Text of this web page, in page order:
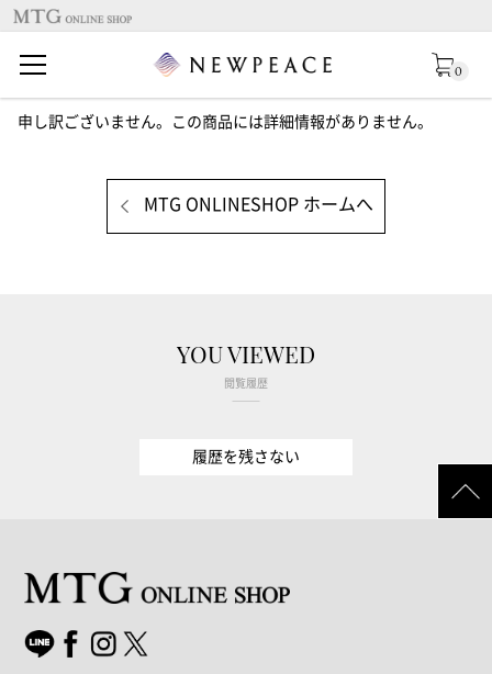
0
申し訳ございません。この商品には詳細情報がありません。
MTG ONLINESHOP ホームへ
YOU VIEWED
閲覧履歴
履歴を残さない